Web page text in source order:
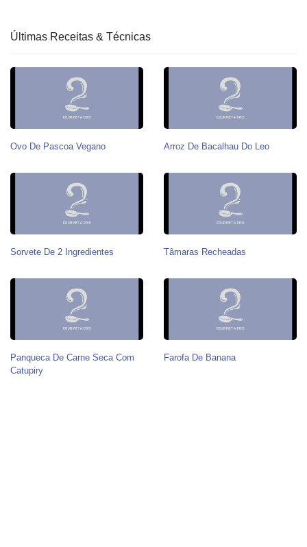
Últimas Receitas & Técnicas
Ovo De Pascoa Vegano Arroz De Bacalhau Do Leo
Sorvete De 2 Ingredientes Tâmaras Recheadas
Panqueca De Carne Seca Com
Catupiry
Farofa De Banana